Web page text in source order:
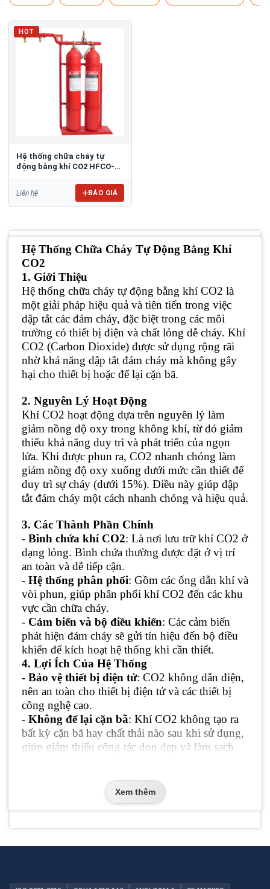
HOT
Hệ thống chữa cháy tự
động bằng khí CO2 HFCO-
Liên hệ BÁO GIÁ
Hệ Thống Chữa Cháy Tự Động Bằng Khí
CO2
1. Giới Thiệu
Hệ thống chữa cháy tự động bằng khí CO2 là
một giải pháp hiệu quả và tiên tiến trong việc
dập tắt các đám cháy, đặc biệt trong các môi
trường có thiết bị điện và chất lỏng dễ cháy. Khí
CO2 (Carbon Dioxide) được sử dụng rộng rãi
nhờ khả năng dập tắt đám cháy mà không gây
hại cho thiết bị hoặc để lại cặn bã.
2. Nguyên Lý Hoạt Động
Khí CO2 hoạt động dựa trên nguyên lý làm
giảm nồng độ oxy trong không khí, từ đó giảm
thiểu khả năng duy trì và phát triển của ngọn
lửa. Khi được phun ra, CO2 nhanh chóng làm
giảm nồng độ oxy xuống dưới mức cần thiết để
duy trì sự cháy (dưới 15%). Điều này giúp dập
tắt đám cháy một cách nhanh chóng và hiệu quả.
3. Các Thành Phần Chính
- Bình chứa khí CO2: Là nơi lưu trữ khí CO2 ở
dạng lỏng. Bình chứa thường được đặt ở vị trí
an toàn và dễ tiếp cận.
- Hệ thống phân phối: Gồm các ống dẫn khí và
vòi phun, giúp phân phối khí CO2 đến các khu
vực cần chữa cháy.
- Cảm biến và bộ điều khiển: Các cảm biến
phát hiện đám cháy sẽ gửi tín hiệu đến bộ điều
khiển để kích hoạt hệ thống khi cần thiết.
4. Lợi Ích Của Hệ Thống
- Bảo vệ thiết bị điện tử: CO2 không dẫn điện,
nên an toàn cho thiết bị điện tử và các thiết bị
công nghệ cao.
- Không để lại cặn bã: Khí CO2 không tạo ra
bất kỳ cặn bã hay chất thải nào sau khi sử dụng,
giúp giảm thiểu công tác dọn dẹp và làm sạch.
không làm hỏng các tài liệu hoặc thiết bị quan
Hệ thống chữa cháy tự động bằng khí CO2
thường được sử dụng trong các khu vực như:
bảo vệ khỏi hỏa hoạn mà không làm hư hại thiết
Xem thêm